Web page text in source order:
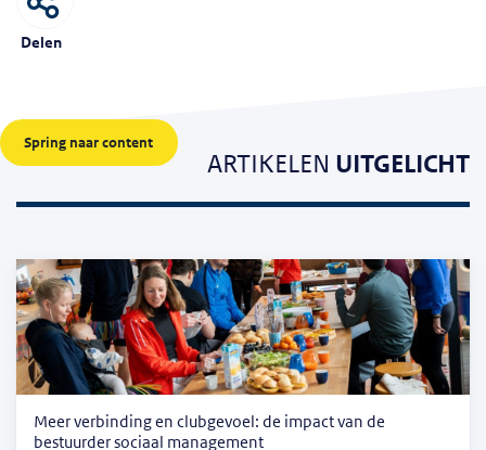
Spring naar content
Delen
ARTIKELEN UITGELICHT
Meer verbinding en clubgevoel: de impact van de
bestuurder sociaal management